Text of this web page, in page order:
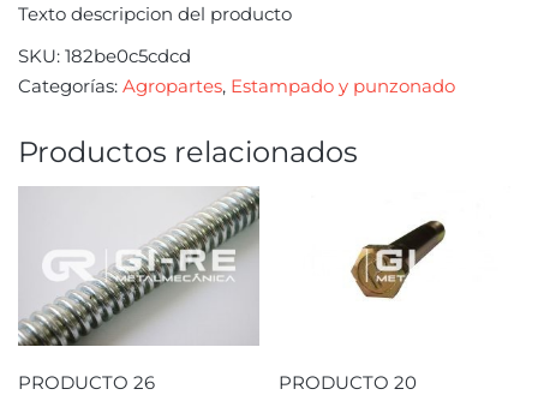
Texto descripcion del producto
SKU: 182be0c5cdcd
Categorías: Agropartes, Estampado y punzonado
Productos relacionados
PRODUCTO 26 PRODUCTO 20